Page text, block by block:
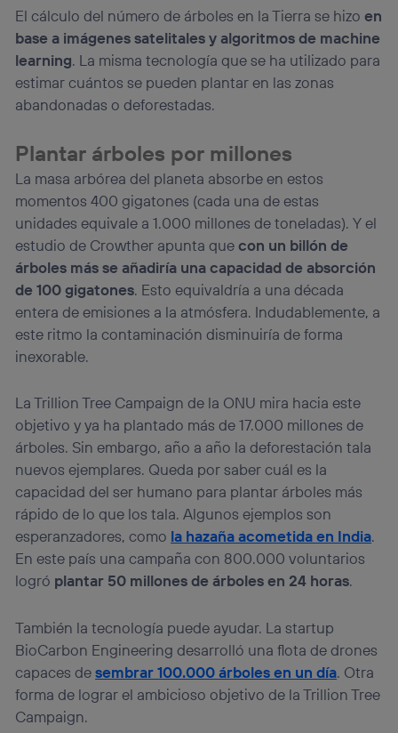
El cálculo del número de árboles en la Tierra se hizoen
base a imágenes satelitales y algoritmos de machine
learning. La misma tecnología que se ha utilizado para
estimar cuántos se pueden plantar en las zonas
abandonadas o deforestadas.
Plantar árboles por millones
La masa arbórea del planeta absorbe en estos
momentos 400 gigatones (cada una de estas
unidades equivale a 1.000 millones de toneladas). Y el
estudio de Crowther apunta quecon un billón de
árboles más se añadiría una capacidad de absorción
de 100 gigatones. Esto equivaldría a una década
entera de emisiones a la atmósfera. Indudablemente, a
este ritmo la contaminación disminuiría de forma
inexorable.
La Trillion Tree Campaign de la ONU mira hacia este
objetivo y ya ha plantado más de 17.000 millones de
árboles. Sin embargo, año a año la deforestación tala
nuevos ejemplares. Queda por saber cuál es la
capacidad del ser humano para plantar árboles más
rápido de lo que los tala. Algunos ejemplos son
esperanzadores, como la hazaña acometida en India.
En este país una campaña con 800.000 voluntarios
logró plantar 50 millones de árboles en 24 horas.
También la tecnología puede ayudar. La startup
BioCarbon Engineering desarrolló una flota de drones
capaces desembrar 100.000 árboles en un día. Otra
forma de lograr el ambicioso objetivo de la Trillion Tree
Campaign.